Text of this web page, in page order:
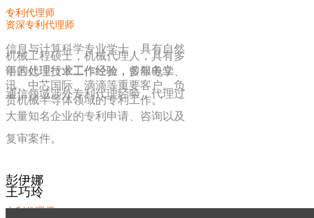
资深专利代理师
机械工程硕士，机械代理人，具有多
年的代理行业工作经验，曾服务立
讯、中芯国际、滴滴等重要客户。负
责机械半导体领域的专利工作。
王巧玲
专利代理师
信息与计算科学专业学士，具有自然
语言处理技术工作经验，多年电学、
通信领域涉外专利代理经验，代理过
大量知名企业的专利申请、咨询以及
复审案件。
彭伊娜
专利代理师